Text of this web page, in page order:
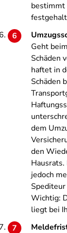
bestimmt
Geht
Schäden
haftet in
Schäden
dem
den
jedoch
Wichtig:
liegt bei